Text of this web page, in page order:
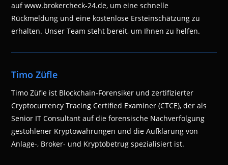
auf www.brokercheck-24.de, um eine schnelle
Rückmeldung und eine kostenlose Ersteinschätzung zu
erhalten. Unser Team steht bereit, um Ihnen zu helfen.
Timo Züfle
Timo Züfle ist Blockchain-Forensiker und zertifizierter
Cryptocurrency Tracing Certified Examiner (CTCE), der als
Senior IT Consultant auf die forensische Nachverfolgung
gestohlener Kryptowährungen und die Aufklärung von
Anlage-, Broker- und Kryptobetrug spezialisiert ist.